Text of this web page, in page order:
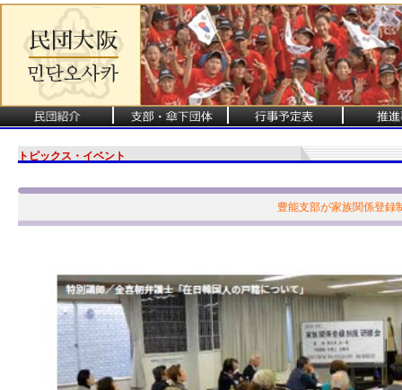
トピックス・イベント
豊能支部が家族関係登録